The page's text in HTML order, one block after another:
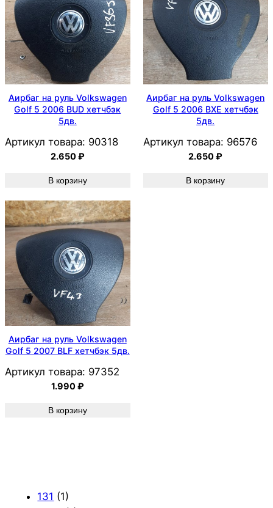
Аирбаг на руль Volkswagen
Golf 5 2006 BUD хетчбэк
5дв.
Артикул товара: 90318
2.650₽
В корзину
Аирбаг на руль Volkswagen
Golf 5 2006 BXE хетчбэк
5дв.
Артикул товара: 96576
2.650₽
В корзину
Аирбаг на руль Volkswagen
Golf 5 2007 BLF хетчбэк 5дв.
Артикул товара: 97352
1.990₽
В корзину
131 (1)